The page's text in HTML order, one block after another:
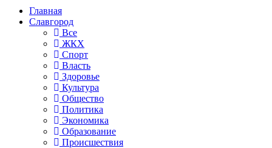
Главная
Славгород
Все
ЖКХ
Спорт
Власть
Здоровье
Культура
Общество
Политика
Экономика
Образование
Происшествия